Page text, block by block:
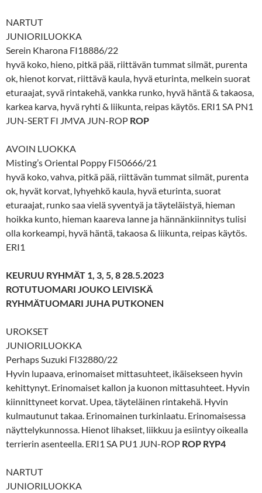
NARTUT
JUNIORILUOKKA
Serein Kharona FI18886/22
hyvä koko, hieno, pitkä pää, riittävän tummat silmät, purenta
ok, hienot korvat, riittävä kaula, hyvä eturinta, melkein suorat
eturaajat, syvä rintakehä, vankka runko, hyvä häntä & takaosa,
karkea karva, hyvä ryhti & liikunta, reipas käytös. ERI1 SA PN1
JUN-SERT FI JMVA JUN-ROP ROP
AVOIN LUOKKA
Misting’s Oriental Poppy FI50666/21
hyvä koko, vahva, pitkä pää, riittävän tummat silmät, purenta
ok, hyvät korvat, lyhyehkö kaula, hyvä eturinta, suorat
eturaajat, runko saa vielä syventyä ja täyteläistyä, hieman
hoikka kunto, hieman kaareva lanne ja hännänkiinnitys tulisi
olla korkeampi, hyvä häntä, takaosa & liikunta, reipas käytös.
ERI1
KEURUU RYHMÄT 1, 3, 5, 8 28.5.2023
ROTUTUOMARI JOUKO LEIVISKÄ
RYHMÄTUOMARI JUHA PUTKONEN
UROKSET
JUNIORILUOKKA
Perhaps Suzuki FI32880/22
Hyvin lupaava, erinomaiset mittasuhteet, ikäisekseen hyvin
kehittynyt. Erinomaiset kallon ja kuonon mittasuhteet. Hyvin
kiinnittyneet korvat. Upea, täyteläinen rintakehä. Hyvin
kulmautunut takaa. Erinomainen turkinlaatu. Erinomaisessa
näyttelykunnossa. Hienot lihakset, liikkuu ja esiintyy oikealla
terrierin asenteella. ERI1 SA PU1 JUN-ROP ROP RYP4
NARTUT
JUNIORILUOKKA